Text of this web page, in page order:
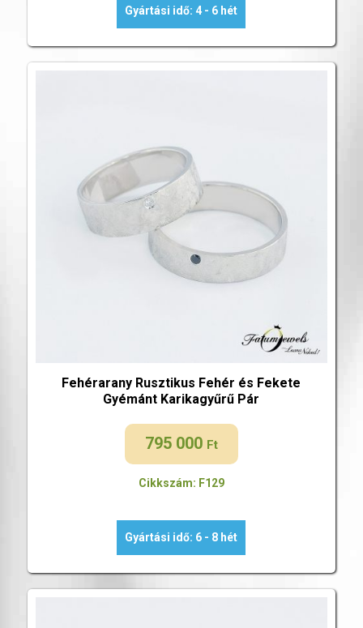
Gyártási idő: 4 - 6 hét
Fehérarany Rusztikus Fehér és Fekete
Gyémánt Karikagyűrű Pár
795 000 Ft
Cikkszám: F129
Gyártási idő: 6 - 8 hét